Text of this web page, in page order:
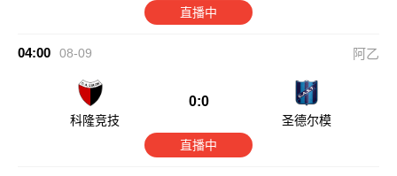
直播中
04:00 08-09 阿乙
科隆竞技
0:0
圣德尔模
直播中